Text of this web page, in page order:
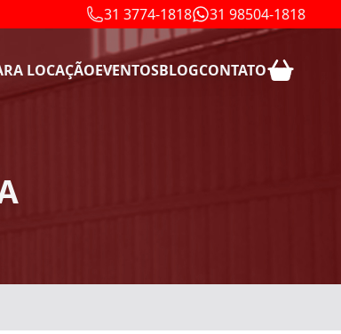
31 3774-1818 31 98504-1818
LOCAÇÃOEVENTOSBLOGCONTATO